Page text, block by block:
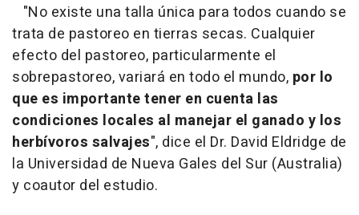
"No existe una talla única para todos cuando se
trata de pastoreo en tierras secas. Cualquier
efecto del pastoreo, particularmente el
sobrepastoreo, variará en todo el mundo, por lo
que es importante tener en cuenta las
condiciones locales al manejar el ganado y los
herbívoros salvajes", dice el Dr. David Eldridge de
la Universidad de Nueva Gales del Sur (Australia)
y coautor del estudio.